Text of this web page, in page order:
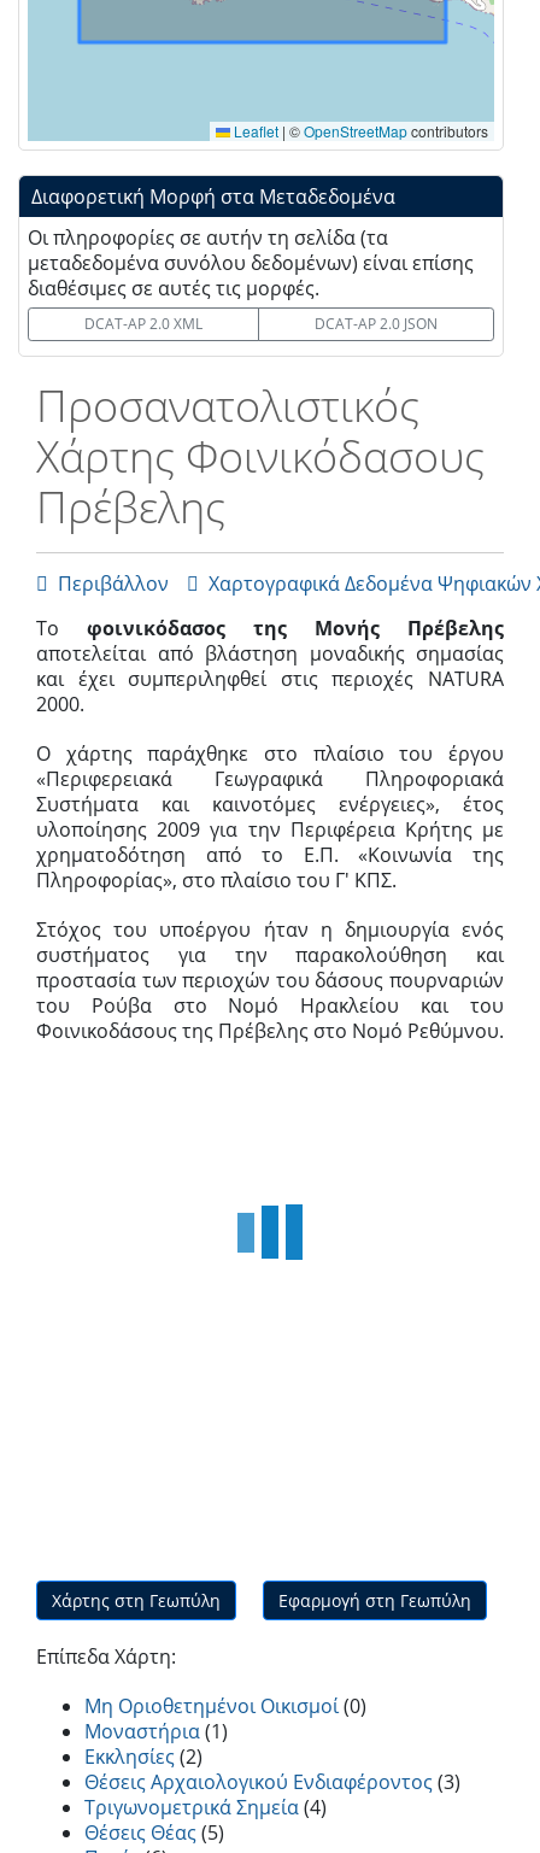
Leaflet | ©OpenStreetMapcontributors
Διαφορετική Μορφή στα Μεταδεδομένα
Οι πληροφορίες σε αυτήν τη σελίδα (τα
μεταδεδομένα συνόλου δεδομένων) είναι επίσης
διαθέσιμες σε αυτές τις μορφές.
DCAT-AP 2.0 XML DCAT-AP 2.0 JSON
Προσανατολιστικός
Χάρτης Φοινικόδασους
Πρέβελης
 Περιβάλλον  Χαρτογραφικά Δεδομένα Ψηφιακών
Το φοινικόδασος της Μονής Πρέβελης
αποτελείται από βλάστηση μοναδικής σημασίας
και έχει συμπεριληφθεί στις περιοχές NATURA
2000.
Ο χάρτης παράχθηκε στο πλαίσιο του έργου
«Περιφερειακά Γεωγραφικά Πληροφοριακά
Συστήματα και καινοτόμες ενέργειες», έτος
υλοποίησης 2009 για την Περιφέρεια Κρήτης με
χρηματοδότηση από το Ε.Π. «Κοινωνία της
Πληροφορίας», στο πλαίσιο του Γ' ΚΠΣ.
Στόχος του υποέργου ήταν η δημιουργία ενός
συστήματος για την παρακολούθηση και
προστασία των περιοχών του δάσους πουρναριών
του Ρούβα στο Νομό Ηρακλείου και του
Φοινικοδάσους της Πρέβελης στο Νομό Ρεθύμνου.
Χάρτης στη Γεωπύλη Εφαρμογή στη Γεωπύλη
Επίπεδα Χάρτη:
Μη Οριοθετημένοι Οικισμοί(0)
Μοναστήρια(1)
Εκκλησίες (2)
Θέσεις Αρχαιολογικού Ενδιαφέροντος (3)
Τριγωνομετρικά Σημεία(4)
Θέσεις Θέας (5)